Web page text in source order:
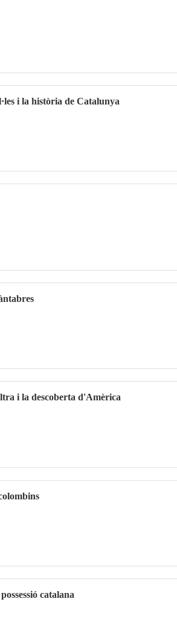
i la història de Catalunya
i la descoberta d'Amèrica
catalana